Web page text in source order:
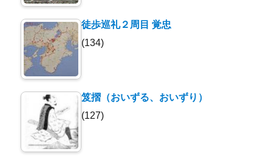
徒歩巡礼２周目 覚忠
(134)
笈摺（おいずる、おいずり）
(127)